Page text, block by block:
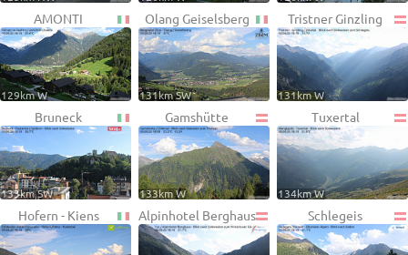
AMONTI
129km W
Olang Geiselsberg
131km SW
Tristner Ginzling
131km W
Bruneck
133km SW
Gamshütte
133km W
Tuxertal
134km W
Hofern - Kiens Alpinhotel Berghaus Schlegeis